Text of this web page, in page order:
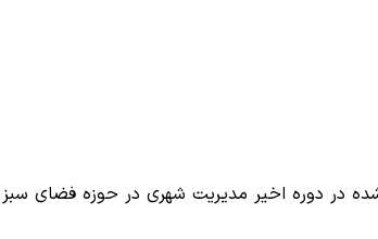
شده در دوره اخیر مدیریت شهری در حوزه فضای